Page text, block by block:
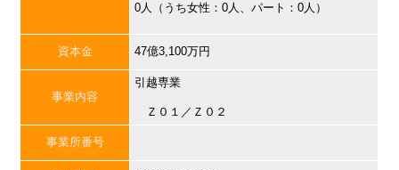
0人（うち女性：0人、パート：0人）
資本金 47億3,100万円
事業内容
引越専業
Ｚ０１／Ｚ０２
事業所番号